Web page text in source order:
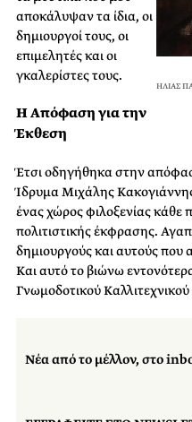
ΗΛΙΑΣ
αποκάλυψαν τα ίδια, οι
δημιουργοί τους, οι
επιμελητές και οι
γκαλερίστες τους.
Η Απόφαση για την
Έκθεση
Έτσι οδηγήθηκα στην
Ίδρυμα Μιχάλης
ένας χώρος φιλοξενίας κάθε
πολιτιστικής έκφρασης.
δημιουργούς και αυτούς
Και αυτό το βιώνω
Γνωμοδοτικού
Νέα από το μέλλον, στο